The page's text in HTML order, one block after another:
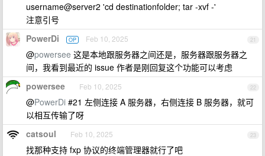
username@server2 'cd destinationfolder; tar -xvf -'
注意引号
21
PowerDi OP Feb 10, 2025
@powersee 这是本地跟服务器之间还是，服务器跟服务器之
间，我看到最近的 issue 作者是刚回复这个功能可以考虑
22
powersee Feb 10, 2025
@PowerDi #21 左侧连接 A 服务器，右侧连接 B 服务器，就可
以相互传输了呀
23
catsoul Feb 10, 2025
找那种支持 fxp 协议的终端管理器就行了吧